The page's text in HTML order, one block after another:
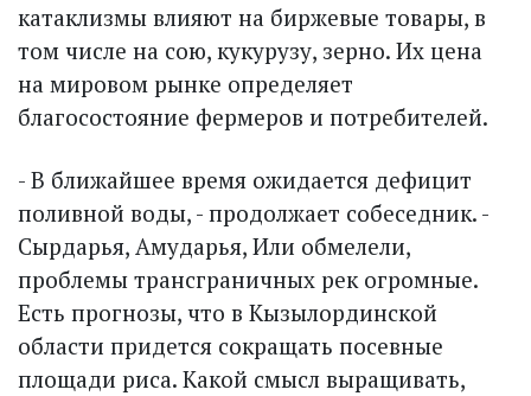
катаклизмы влияют на биржевые товары, в
том числе на сою, кукурузу, зерно. Их цена
на мировом рынке определяет
благосостояние фермеров и потребителей.
- В ближайшее время ожидается дефицит
поливной воды, - продолжает собеседник. -
Сырдарья, Амударья, Или обмелели,
проблемы трансграничных рек огромные.
Есть прогнозы, что в Кызылординской
области придется сокращать посевные
площади риса. Какой смысл выращивать,